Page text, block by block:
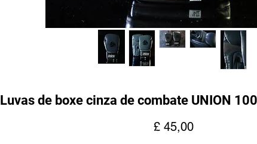
Luvas de boxe cinza de combate UNION
£ 45,00Preço